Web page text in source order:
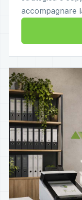
accompagnare